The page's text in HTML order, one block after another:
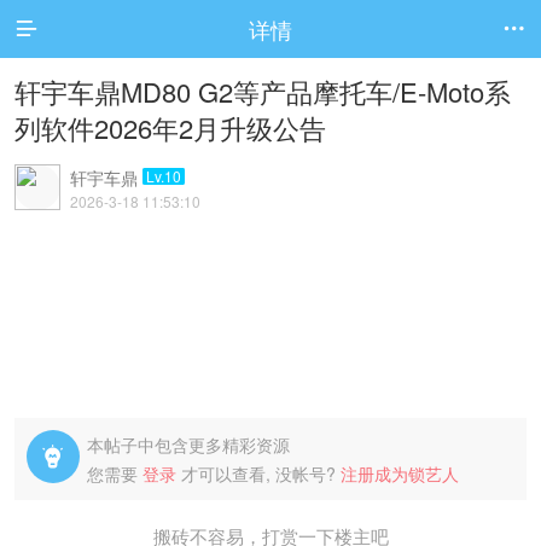
 详情 
轩宇车鼎MD80 G2等产品摩托车/E-Moto系
列软件2026年2月升级公告
轩宇车鼎 Lv.10
2026-3-18 11:53:10

本帖子中包含更多精彩资源
您需要 登录 才可以查看, 没帐号? 注册成为锁艺人
搬砖不容易，打赏一下楼主吧